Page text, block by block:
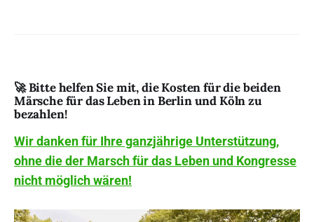
🚀 Bitte helfen Sie mit, die Kosten für die beiden
Märsche für das Leben in Berlin und Köln zu
bezahlen!
Wir danken für Ihre ganzjährige Unterstützung,
ohne die der Marsch für das Leben und Kongresse
nicht möglich wären!